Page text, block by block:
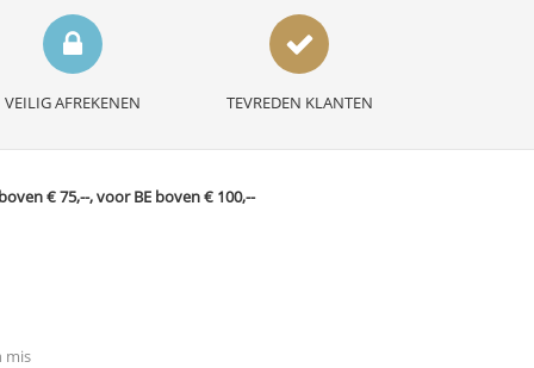
VEILIG AFREKENEN TEVREDEN KLANTEN
€ 75,--, voor BE boven € 100,--
mis